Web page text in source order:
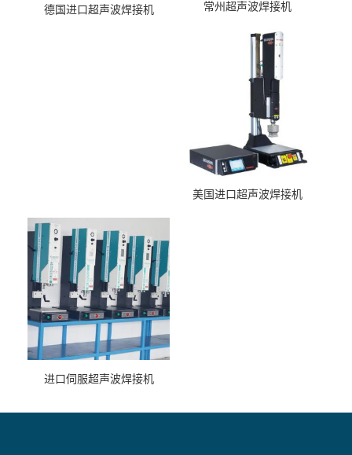
德国进口超声波焊接机 常州超声波焊接机
美国进口超声波焊接机
进口伺服超声波焊接机